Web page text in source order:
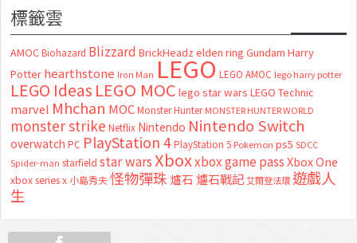
標籤雲
AMOC Biohazard Blizzard BrickHeadz elden ring Gundam Harry
Potter hearthstone Iron Man LEGO LEGO AMOC lego harry potter
LEGO Ideas LEGO MOC lego star wars LEGO Technic
marvel Mhchan MOC Monster Hunter MONSTER HUNTER WORLD
monster strike Netflix Nintendo Nintendo Switch
overwatch PC PlayStation 4 PlayStation 5 Pokemon ps5 SDCC
Spider-man starfield star wars Xboxxbox game passXbox One
xbox series x 小島秀夫怪物彈珠 爐石 爐石戰記艾爾登法環 遊戲人
生